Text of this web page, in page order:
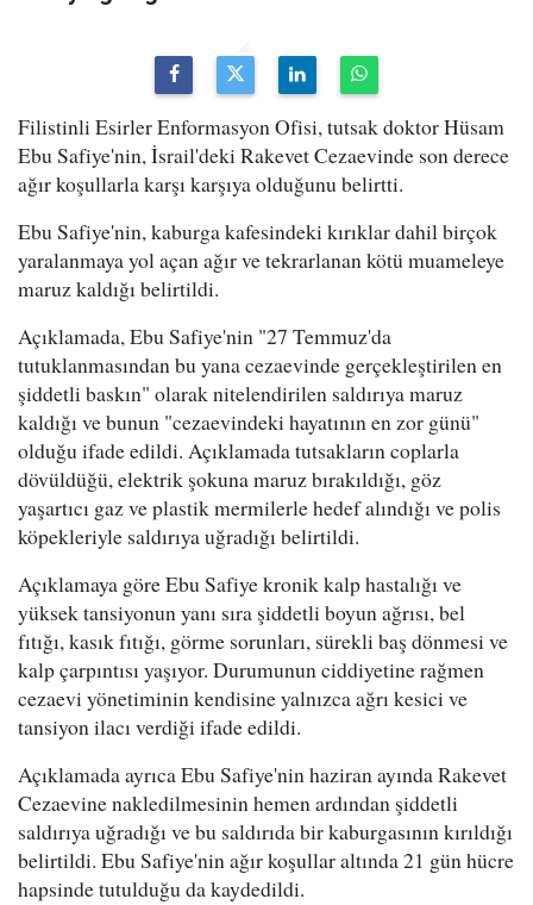
Filistinli Esirler Enformasyon Ofisi, tutsak doktor Hüsam
Ebu Safiye'nin, İsrail'deki Rakevet Cezaevinde son derece
ağır koşullarla karşı karşıya olduğunu belirtti.
Ebu Safiye'nin, kaburga kafesindeki kırıklar dahil birçok
yaralanmaya yol açan ağır ve tekrarlanan kötü muameleye
maruz kaldığı belirtildi.
Açıklamada, Ebu Safiye'nin "27 Temmuz'da
tutuklanmasından bu yana cezaevinde gerçekleştirilen en
şiddetli baskın" olarak nitelendirilen saldırıya maruz
kaldığı ve bunun "cezaevindeki hayatının en zor günü"
olduğu ifade edildi. Açıklamada tutsakların coplarla
dövüldüğü, elektrik şokuna maruz bırakıldığı, göz
yaşartıcı gaz ve plastik mermilerle hedef alındığı ve polis
köpekleriyle saldırıya uğradığı belirtildi.
Açıklamaya göre Ebu Safiye kronik kalp hastalığı ve
yüksek tansiyonun yanı sıra şiddetli boyun ağrısı, bel
fıtığı, kasık fıtığı, görme sorunları, sürekli baş dönmesi ve
kalp çarpıntısı yaşıyor. Durumunun ciddiyetine rağmen
cezaevi yönetiminin kendisine yalnızca ağrı kesici ve
tansiyon ilacı verdiği ifade edildi.
Açıklamada ayrıca Ebu Safiye'nin haziran ayında Rakevet
Cezaevine nakledilmesinin hemen ardından şiddetli
saldırıya uğradığı ve bu saldırıda bir kaburgasının kırıldığı
belirtildi. Ebu Safiye'nin ağır koşullar altında 21 gün hücre
hapsinde tutulduğu da kaydedildi.